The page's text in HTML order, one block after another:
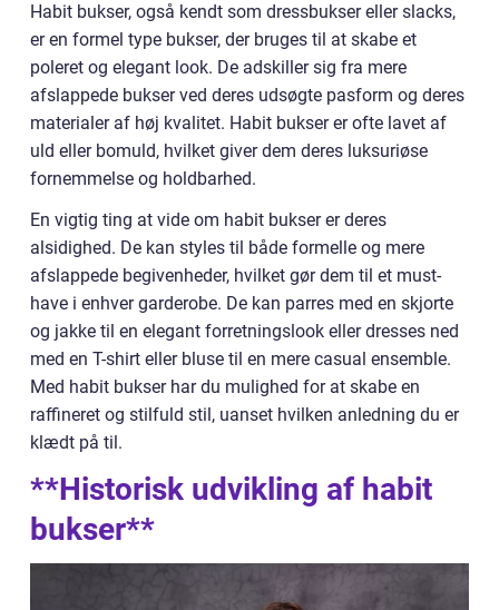
Habit bukser, også kendt som dressbukser eller slacks,
er en formel type bukser, der bruges til at skabe et
poleret og elegant look. De adskiller sig fra mere
afslappede bukser ved deres udsøgte pasform og deres
materialer af høj kvalitet. Habit bukser er ofte lavet af
uld eller bomuld, hvilket giver dem deres luksuriøse
fornemmelse og holdbarhed.
En vigtig ting at vide om habit bukser er deres
alsidighed. De kan styles til både formelle og mere
afslappede begivenheder, hvilket gør dem til et must-
have i enhver garderobe. De kan parres med en skjorte
og jakke til en elegant forretningslook eller dresses ned
med en T-shirt eller bluse til en mere casual ensemble.
Med habit bukser har du mulighed for at skabe en
raffineret og stilfuld stil, uanset hvilken anledning du er
klædt på til.
**Historisk udvikling af habit
bukser**